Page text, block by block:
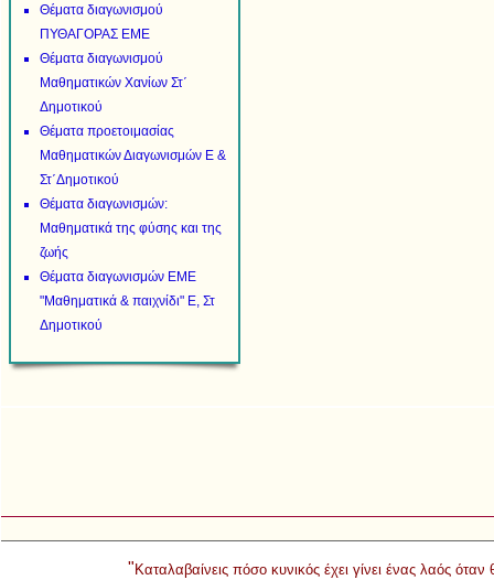
Θέματα διαγωνισμού
ΠΥΘΑΓΟΡΑΣ ΕΜΕ
Θέματα διαγωνισμού
Μαθηματικών Χανίων Στ΄
Δημοτικού
Θέματα προετοιμασίας
Μαθηματικών Διαγωνισμών Ε &
Στ΄Δημοτικού
Θέματα διαγωνισμών:
Μαθηματικά της φύσης και της
ζωής
Θέματα διαγωνισμών ΕΜΕ
"Μαθηματικά & παιχνίδι" Ε, Στ
Δημοτικού
" Καταλαβαίνεις πόσο κυνικός έχει γίνει ένας λαός